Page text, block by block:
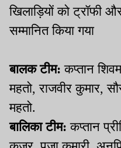
खिलाड़ियों को ट्रॉफी
सम्मानित किया गया
बालक टीम: कप्तान
महतो, राजवीर कुमार,
महतो.
बालिका टीम: कप्तान